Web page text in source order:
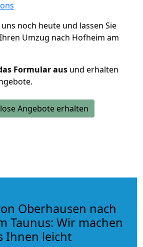
noch heute und lassen Sie
Umzug nach Hofheim am
Formular aus und erhalten
Angebote erhalten
Oberhausen nach
Taunus: Wir machen
Ihnen leicht